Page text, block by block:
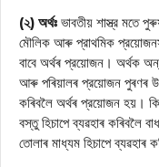
(২) অর্থঃ ভাবতীয় শাস্ত্র মতে
মৌলিক আৰু প্রাথমিক
বাবে অৰ্থৰ প্রয়োজন। অর্থক
আৰু পৰিয়ালৰ প্রয়োজন পুৰণৰ
কৰিবলৈ অৰ্থৰ প্রয়োজন হয়।
বস্তু হিচাপে ব্যৱহাৰ কৰিবলৈ
তোলাৰ মাধ্যম হিচাপে ব্যৱহাৰ